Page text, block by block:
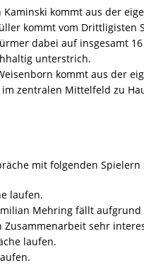
kommt aus der
kommt vom Drittligisten
dabei auf insgesamt
unterstrich.
kommt aus der
zentralen Mittelfeld zu
mit folgenden Spielern
laufen.
Mehring fällt aufgrund
sehr
laufen.